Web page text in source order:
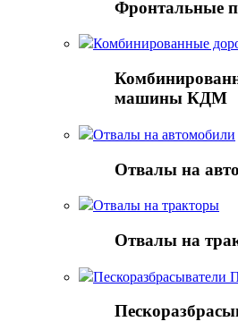
Фронтальные
Комбинированные
машины КДМ
Отвалы на автомобили
Отвалы на
Отвалы на тракторы
Отвалы на
Пескоразбрасыватели